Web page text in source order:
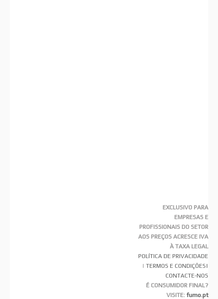
EXCLUSIVO PARA
EMPRESAS E
PROFISSIONAIS DO SETOR
AOS PREÇOS ACRESCE IVA
À TAXA LEGAL
POLÍTICA DE PRIVACIDADE
| TERMOS E CONDIÇÕES|
CONTACTE-NOS
É CONSUMIDOR FINAL?
VISITE: fumo.pt